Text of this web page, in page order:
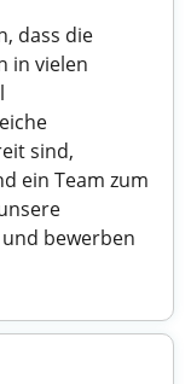
dass die
in vielen
sind,
ein Team zum
bewerben